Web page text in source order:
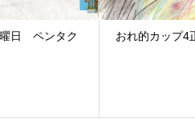
おれ的カップ4正位置